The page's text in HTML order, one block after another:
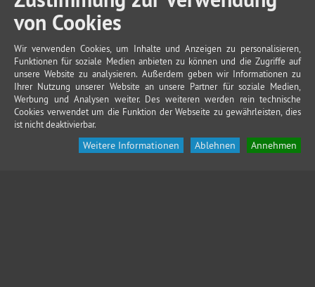
von Cookies
Wir verwenden Cookies, um Inhalte und Anzeigen zu personalisieren,
Funktionen für soziale Medien anbieten zu können und die Zugriffe auf
unsere Website zu analysieren. Außerdem geben wir Informationen zu
Ihrer Nutzung unserer Website an unsere Partner für soziale Medien,
Werbung und Analysen weiter. Des weiteren werden rein technische
Cookies verwendet um die Funktion der Webseite zu gewährleisten, dies
ist nicht deaktivierbar.
Annehmen
Ablehnen
Weitere Informationen